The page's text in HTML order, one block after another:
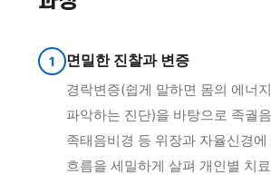
1 면밀한 진찰과 변증
경락변증(쉽게 말하면 몸의 에너
파악하는 진단)을 바탕으로 족궐
족태음비경 등 위장과 자율신경
흐름을 세밀하게 살펴 개인별 치